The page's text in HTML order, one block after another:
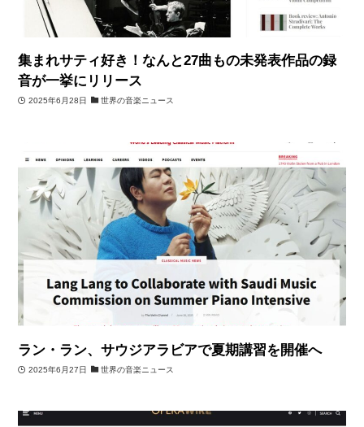
集まれサティ好き！なんと27曲もの未発表作品の録
音が一挙にリリース
2025年6月28日 世界の音楽ニュース
ラン・ラン、サウジアラビアで夏期講習を開催へ
2025年6月27日 世界の音楽ニュース